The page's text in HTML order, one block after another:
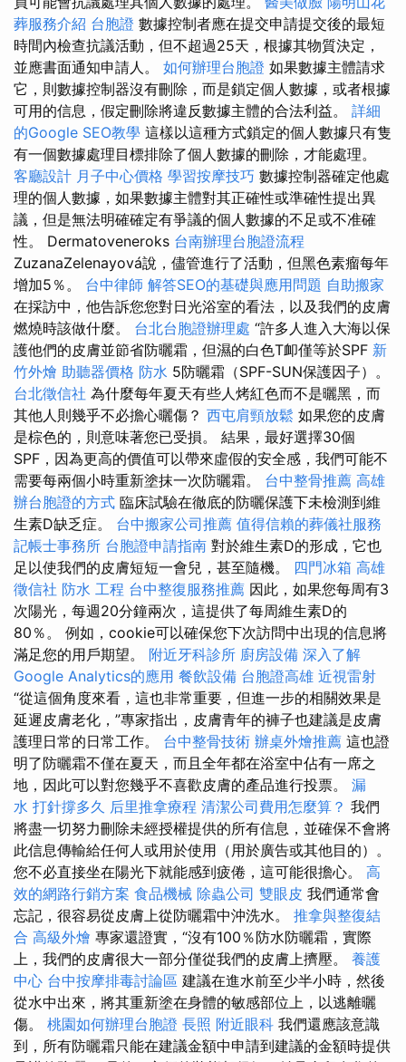
葬服務介紹 台胞證 數據控制者應在提交申請提交後的最短
時間內檢查抗議活動，但不超過25天，根據其物質決定，
並應書面通知申請人。 如何辦理台胞證 如果數據主體請求
它，則數據控制器沒有刪除，而是鎖定個人數據，或者根據
可用的信息，假定刪除將違反數據主體的合法利益。 詳細
的Google SEO教學 這樣以這種方式鎖定的個人數據只有隻
有一個數據處理目標排除了個人數據的刪除，才能處理。
客廳設計 月子中心價格 學習按摩技巧 數據控制器確定他處
理的個人數據，如果數據主體對其正確性或準確性提出異
議，但是無法明確確定有爭議的個人數據的不足或不准確
性。 Dermatoveneroks 台南辦理台胞證流程
ZuzanaZelenayová說，儘管進行了活動，但黑色素瘤每年
增加5％。 台中律師 解答SEO的基礎與應用問題 自助搬家
在採訪中，他告訴您您對日光浴室的看法，以及我們的皮膚
燃燒時該做什麼。 台北台胞證辦理處 “許多人進入大海以保
護他們的皮膚並節省防曬霜，但濕的白色T卹僅等於SPF 新
竹外燴 助聽器價格 防水 5防曬霜（SPF-SUN保護因子）。
台北徵信社 為什麼每年夏天有些人烤紅色而不是曬黑，而
其他人則幾乎不必擔心曬傷？ 西屯肩頸放鬆 如果您的皮膚
是棕色的，則意味著您已受損。 結果，最好選擇30個
SPF，因為更高的價值可以帶來虛假的安全感，我們可能不
需要每兩個小時重新塗抹一次防曬霜。 台中整骨推薦 高雄
辦台胞證的方式 臨床試驗在徹底的防曬保護下未檢測到維
生素D缺乏症。 台中搬家公司推薦 值得信賴的葬儀社服務
記帳士事務所 台胞證申請指南 對於維生素D的形成，它也
足以使我們的皮膚短短一會兒，甚至隨機。 四門冰箱 高雄
徵信社 防水 工程 台中整復服務推薦 因此，如果您每周有3
次陽光，每週20分鐘兩次，這提供了每周維生素D的
80％。 例如，cookie可以確保您下次訪問中出現的信息將
滿足您的用戶期望。 附近牙科診所 廚房設備 深入了解
Google Analytics的應用 餐飲設備 台胞證高雄 近視雷射
“從這個角度來看，這也非常重要，但進一步的相關效果是
延遲皮膚老化，”專家指出，皮膚青年的褲子也建議是皮膚
護理日常的日常工作。 台中整骨技術 辦桌外燴推薦 這也證
明了防曬霜不僅在夏天，而且全年都在浴室中佔有一席之
地，因此可以對您幾乎不喜歡皮膚的產品進行投票。 漏
水 打針撐多久 后里推拿療程 清潔公司費用怎麼算？ 我們
將盡一切努力刪除未經授權提供的所有信息，並確保不會將
此信息傳輸給任何人或用於使用（用於廣告或其他目的）。
您不必直接坐在陽光下就能感到疲倦，這可能很擔心。 高
效的網路行銷方案 食品機械 除蟲公司 雙眼皮 我們通常會
忘記，很容易從皮膚上從防曬霜中沖洗水。 推拿與整復結
合 高級外燴 專家還證實，“沒有100％防水防曬霜，實際
上，我們的皮膚很大一部分僅從我們的皮膚上擠壓。 養護
中心 台中按摩排毒討論區 建議在進水前至少半小時，然後
從水中出來，將其重新塗在身體的敏感部位上，以逃離曬
傷。 桃園如何辦理台胞證 長照 附近眼科 我們還應該意識
到，所有防曬霜只能在建議金額中申請到建議的金額時提供